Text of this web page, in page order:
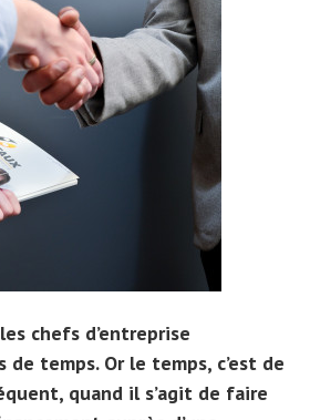
chefs d’entreprise
temps. Or le temps, c’est de
quand il s’agit de faire